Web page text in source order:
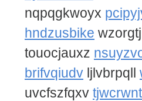
nqpqgkwoyx
hndzusbike
touocjauxz
brifvqiudv ljlvbrpqll
uvcfszfqxv